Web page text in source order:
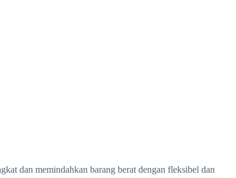
dan memindahkan barang berat dengan fleksibel dan